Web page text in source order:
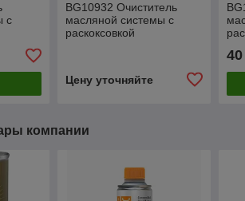
с
BG10932 Очиститель
масляной системы с
раскоксовкой
Цену уточняйте
40
компании